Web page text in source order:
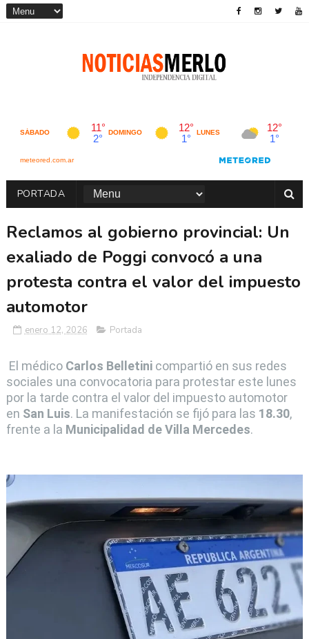
PORTADA
Reclamos al gobierno provincial: Un
exaliado de Poggi convocó a una
protesta contra el valor del impuesto
automotor
enero 12, 2026 Portada
El médico Carlos Belletinicompartió en sus redes
sociales una convocatoria para protestar este lunes
por la tarde contra el valor del impuesto automotor
en San Luis. La manifestación se fijó para las 18.30,
frente a la Municipalidad de Villa Mercedes.